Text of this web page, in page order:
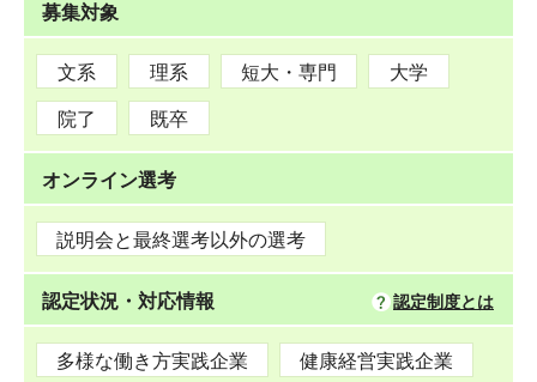
募集対象
文系 理系 短大・専門 大学
院了 既卒
オンライン選考
説明会と最終選考以外の選考
認定状況・対応情報 認定制度とは
多様な働き方実践企業 健康経営実践企業